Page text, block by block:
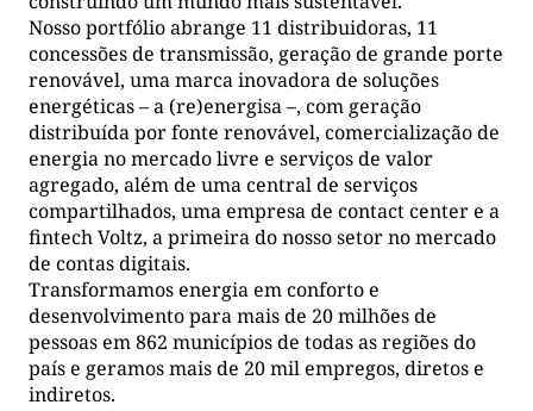
Nosso portfólio abrange 11 distribuidoras, 11
concessões de transmissão, geração de grande porte
renovável, uma marca inovadora de soluções
energéticas – a (re)energisa –, com geração
distribuída por fonte renovável, comercialização de
energia no mercado livre e serviços de valor
agregado, além de uma central de serviços
compartilhados, uma empresa de contact center e a
fintech Voltz, a primeira do nosso setor no mercado
de contas digitais.
Transformamos energia em conforto e
desenvolvimento para mais de 20 milhões de
pessoas em 862 municípios de todas as regiões do
país e geramos mais de 20 mil empregos, diretos e
indiretos.